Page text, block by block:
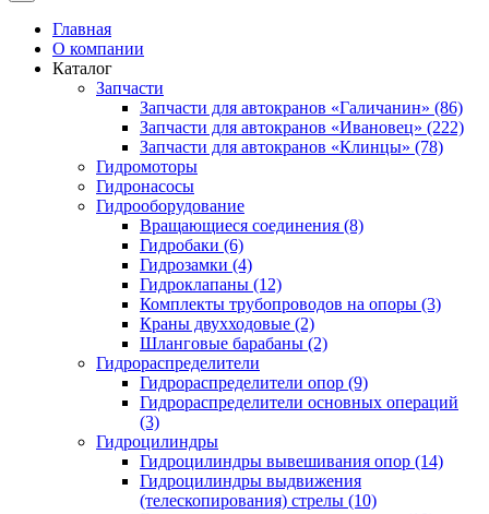
Главная
О компании
Каталог
Запчасти
Запчасти для автокранов «Галичанин» (86)
Запчасти для автокранов «Ивановец» (222)
Запчасти для автокранов «Клинцы» (78)
Гидромоторы
Гидронасосы
Гидрооборудование
Вращающиеся соединения (8)
Гидробаки (6)
Гидрозамки (4)
Гидроклапаны (12)
Комплекты трубопроводов на опоры (3)
Краны двухходовые (2)
Шланговые барабаны (2)
Гидрораспределители
Гидрораспределители опор (9)
Гидрораспределители основных операций
(3)
Гидроцилиндры
Гидроцилиндры вывешивания опор (14)
Гидроцилиндры выдвижения
(телескопирования) стрелы (10)